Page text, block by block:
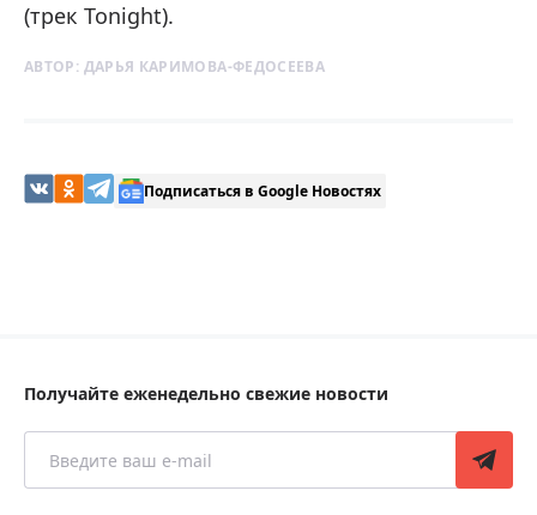
(трек Tonight).
АВТОР: ДАРЬЯ КАРИМОВА-ФЕДОСЕЕВА
Подписаться в Google Новостях
Получайте еженедельно свежие новости